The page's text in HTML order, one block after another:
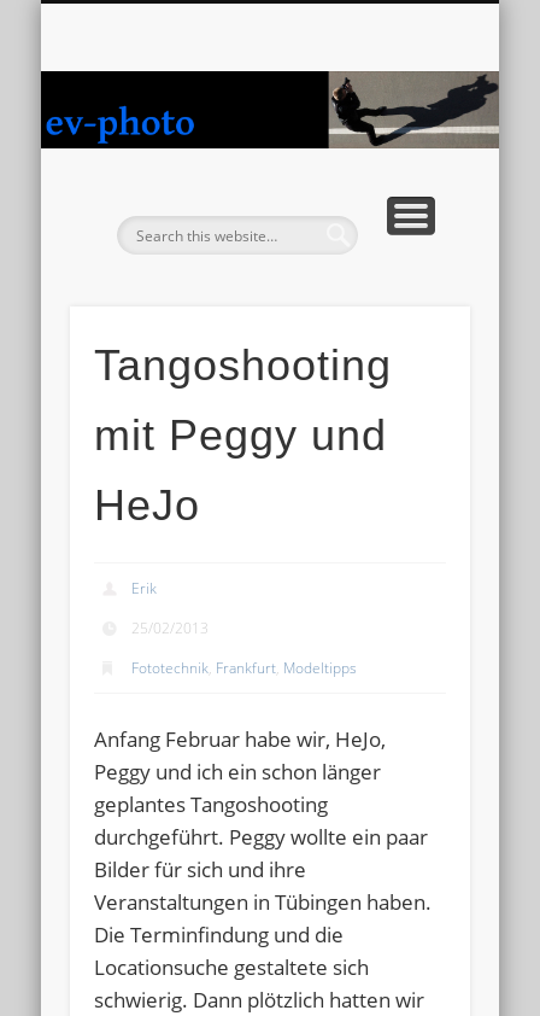
Tangoshooting
mit Peggy und
HeJo
Erik
25/02/2013
Fototechnik, Frankfurt, Modeltipps
Anfang Februar habe wir, HeJo,
Peggy und ich ein schon länger
geplantes Tangoshooting
durchgeführt. Peggy wollte ein paar
Bilder für sich und ihre
Veranstaltungen in Tübingen haben.
Die Terminfindung und die
Locationsuche gestaltete sich
schwierig. Dann plötzlich hatten wir